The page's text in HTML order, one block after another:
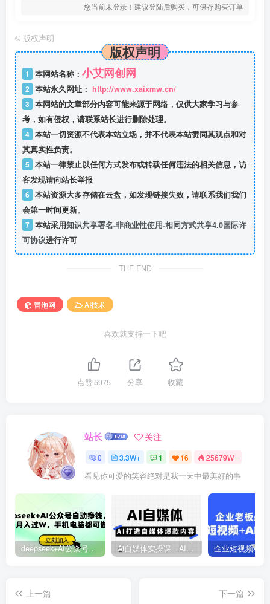
您当前未登录！建议登陆后购买，可保存购买订单
© 版权声明
版权声明
1 本网站名称： 小艾网创网
2 本站永久网址： http://www.xaixmw.cn/
3 本网站的文章部分内容可能来源于网络，仅供大家学习与参
考，如有侵权，请联系站长进行删除处理。
4 本站一切资源不代表本站立场，并不代表本站赞同其观点和对
其真实性负责。
5 本站一律禁止以任何方式发布或转载任何违法的相关信息，访
客发现请向站长举报
6 本站资源大多存储在云盘，如发现链接失效，请联系我们我们
会第一时间更新。
7 本站采用知识共享署名-非商业性使用-相同方式共享4.0国际许
可协议进行许可
THE END
冒泡网 AI技术
喜欢就支持一下吧
点赞5975 分享 收藏
站长 关注
0 3.3W+ 1 16 25679W+
看见你可爱的笑容绝对是我一天中最美好的事
deepseek+AI公众号自动挣钱，轻松月入过W，手机电脑都可做 Ai自媒体实操课，AI打造自媒体爆款内容
上一篇
下一篇